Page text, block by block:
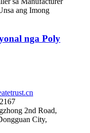
nga Poly
2nd Road,
City,